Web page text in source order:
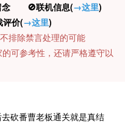
🚫联机信息(→这里)
价(→这里)
排除禁言处理的可能
可参考性，还请严格遵守以
砍番曹老板通关就是真结